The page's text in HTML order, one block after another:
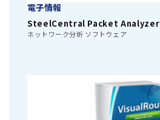
電子情報
SteelCentral Packet Analyzer
ネットワーク分析 ソフトウェア